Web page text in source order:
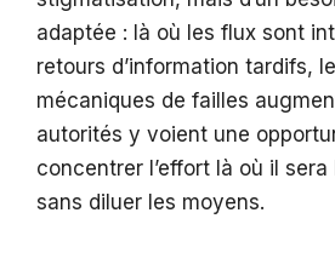
adaptée : là où les flux sont
retours d’information tardifs,
mécaniques de failles
autorités y voient une
concentrer l’effort là où il
sans diluer les moyens.